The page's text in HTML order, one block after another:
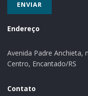
Endereço
Avenida Padre Anchieta,
Centro, Encantado/RS
Contato